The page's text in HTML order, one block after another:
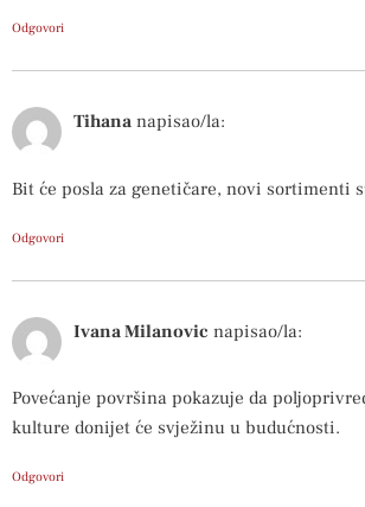
Odgovori
Tihana napisao/la:
Bit će posla za genetičare, novi sortimenti
Odgovori
Ivana Milanovic napisao/la:
Povećanje površina pokazuje da
kulture donijet će svježinu u budućnosti.
Odgovori